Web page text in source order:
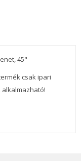
45"
csak ipari